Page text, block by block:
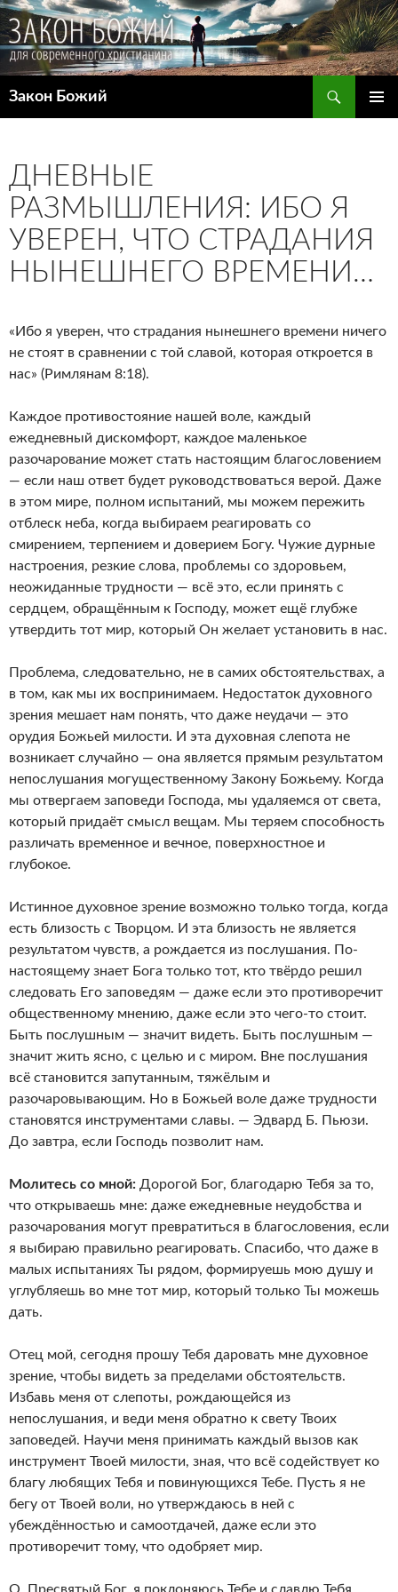
Закон Божий
ДНЕВНЫЕ
РАЗМЫШЛЕНИЯ: ИБО Я
УВЕРЕН, ЧТО СТРАДАНИЯ
НЫНЕШНЕГО ВРЕМЕНИ…
«Ибо я уверен, что страдания нынешнего времени ничего
не стоят в сравнении с той славой, которая откроется в
нас» (Римлянам 8:18).
Каждое противостояние нашей воле, каждый
ежедневный дискомфорт, каждое маленькое
разочарование может стать настоящим благословением
— если наш ответ будет руководствоваться верой. Даже
в этом мире, полном испытаний, мы можем пережить
отблеск неба, когда выбираем реагировать со
смирением, терпением и доверием Богу. Чужие дурные
настроения, резкие слова, проблемы со здоровьем,
неожиданные трудности — всё это, если принять с
сердцем, обращённым к Господу, может ещё глубже
утвердить тот мир, который Он желает установить в нас.
Проблема, следовательно, не в самих обстоятельствах, а
в том, как мы их воспринимаем. Недостаток духовного
зрения мешает нам понять, что даже неудачи — это
орудия Божьей милости. И эта духовная слепота не
возникает случайно — она является прямым результатом
непослушания могущественному Закону Божьему. Когда
мы отвергаем заповеди Господа, мы удаляемся от света,
который придаёт смысл вещам. Мы теряем способность
различать временное и вечное, поверхностное и
глубокое.
Истинное духовное зрение возможно только тогда, когда
есть близость с Творцом. И эта близость не является
результатом чувств, а рождается из послушания. По-
настоящему знает Бога только тот, кто твёрдо решил
следовать Его заповедям — даже если это противоречит
общественному мнению, даже если это чего-то стоит.
Быть послушным — значит видеть. Быть послушным —
значит жить ясно, с целью и с миром. Вне послушания
всё становится запутанным, тяжёлым и
разочаровывающим. Но в Божьей воле даже трудности
становятся инструментами славы. — Эдвард Б. Пьюзи.
До завтра, если Господь позволит нам.
Молитесь со мной: Дорогой Бог, благодарю Тебя за то,
что открываешь мне: даже ежедневные неудобства и
разочарования могут превратиться в благословения, если
я выбираю правильно реагировать. Спасибо, что даже в
малых испытаниях Ты рядом, формируешь мою душу и
углубляешь во мне тот мир, который только Ты можешь
дать.
Отец мой, сегодня прошу Тебя даровать мне духовное
зрение, чтобы видеть за пределами обстоятельств.
Избавь меня от слепоты, рождающейся из
непослушания, и веди меня обратно к свету Твоих
заповедей. Научи меня принимать каждый вызов как
инструмент Твоей милости, зная, что всё содействует ко
благу любящих Тебя и повинующихся Тебе. Пусть я не
бегу от Твоей воли, но утверждаюсь в ней с
убеждённостью и самоотдачей, даже если это
противоречит тому, что одобряет мир.